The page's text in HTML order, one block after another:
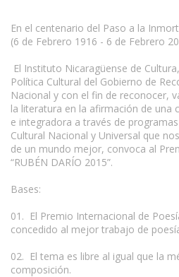
En el centenario del Paso a la
(6 de Febrero 1916 - 6 de Febrero
El Instituto Nicaragüense de
Política Cultural del Gobierno de
Nacional y con el fin de reconocer,
la literatura en la afirmación de una
e integradora a través de
Cultural Nacional y Universal que
de un mundo mejor, convoca al
“RUBÉN DARÍO 2015”.
Bases:
01. El Premio Internacional de
concedido al mejor trabajo de
02. El tema es libre al igual que la
composición.